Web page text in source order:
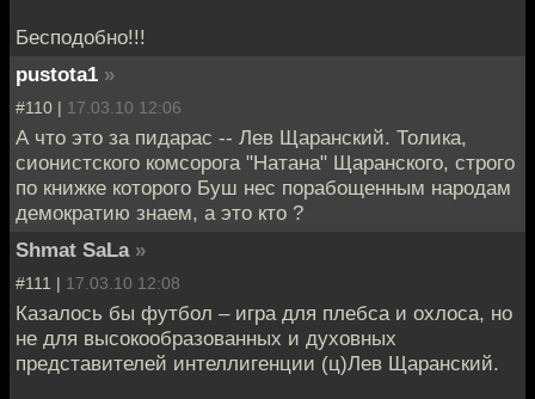
Бесподобно!!!
pustota1 »
#110 | 17.03.10 12:06
А что это за пидарас -- Лев Щаранский. Толика,
сионистского комсорога "Натана" Щаранского, строго
по книжке которого Буш нес порабощенным народам
демократию знаем, а это кто ?
Shmat SaLa »
#111 | 17.03.10 12:08
Казалось бы футбол – игра для плебса и охлоса, но
не для высокообразованных и духовных
представителей интеллигенции (ц)Лев Щаранский.